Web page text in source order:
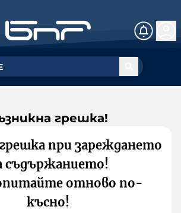
грешка!
при зареждането
съдържанието!
отново по-
късно!